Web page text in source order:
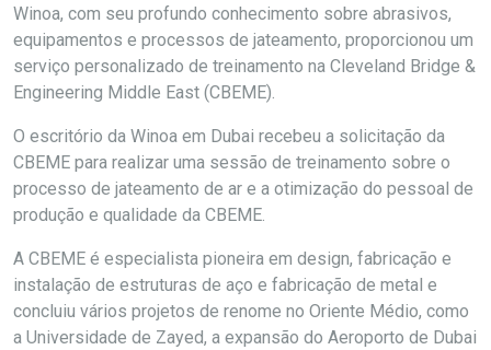
Winoa, com seu profundo conhecimento sobre abrasivos,
equipamentos e processos de jateamento, proporcionou um
serviço personalizado de treinamento na Cleveland Bridge &
Engineering Middle East (CBEME).
O escritório da Winoa em Dubai recebeu a solicitação da
CBEME para realizar uma sessão de treinamento sobre o
processo de jateamento de ar e a otimização do pessoal de
produção e qualidade da CBEME.
A CBEME é especialista pioneira em design, fabricação e
instalação de estruturas de aço e fabricação de metal e
concluiu vários projetos de renome no Oriente Médio, como
a Universidade de Zayed, a expansão do Aeroporto de Dubai